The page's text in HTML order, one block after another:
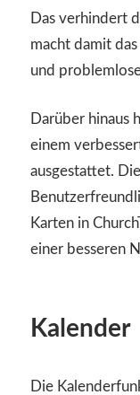
Das verhindert
macht damit
und
Darüber hinaus
einem
ausgestattet.
Karten in
einer besseren
Kalender
Die